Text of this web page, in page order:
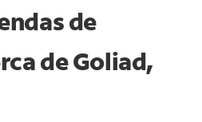
de
deGoliad,